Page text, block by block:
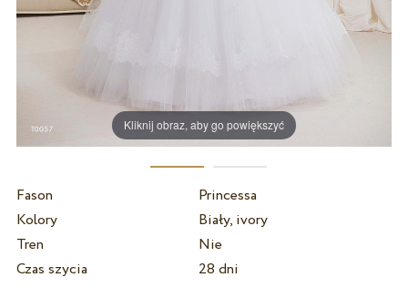
Kliknij obraz, aby go powiększyć
Fason
Princessa
Kolory
Biały, ivory
Tren
Nie
Czas szycia
28 dni